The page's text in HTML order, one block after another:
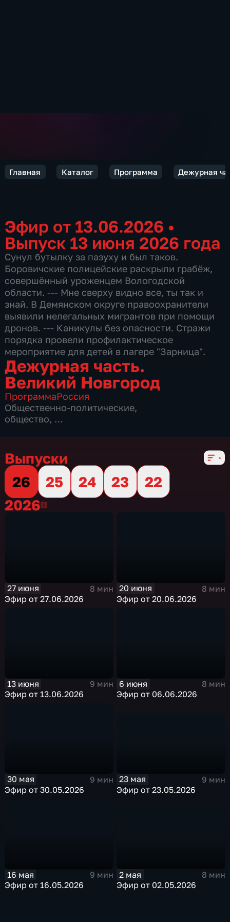
Главная Каталог Программа Дежурная
Эфир от 13.06.2026 •
Выпуск 13 июня 2026 года
Сунул бутылку за пазуху и был таков.
Боровичские полицейские раскрыли грабёж,
совершённый уроженцем Вологодской
области. --- Мне сверху видно все, ты так и
знай. В Демянском округе правоохранители
выявили нелегальных мигрантов при помощи
дронов. --- Каникулы без опасности. Стражи
порядка провели профилактическое
мероприятие для детей в лагере "Зарница".
Дежурная часть.
Великий Новгород
ПрограммаРоссия
Общественно-политические,
общество,
Выпуски
26
25 24 23
22
20262026
27 июня
8 мин
Эфир от 27.06.2026
20 июня
8 мин
Эфир от 20.06.2026
13 июня
9 мин
Эфир от 13.06.2026
6 июня
8 мин
Эфир от 06.06.2026
30 мая
9 мин
Эфир от 30.05.2026
23 мая
9 мин
Эфир от 23.05.2026
16 мая
9 мин
Эфир от 16.05.2026
2 мая
8 мин
Эфир от 02.05.2026